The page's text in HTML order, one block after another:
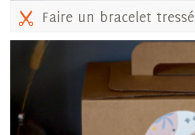
Faire un bracelet tressé